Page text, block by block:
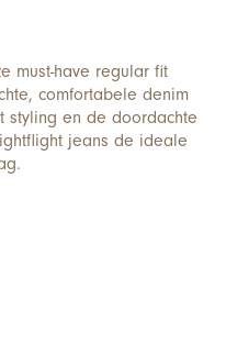
must-have regular fit
comfortabele denim
styling en de doordachte
jeans de ideale